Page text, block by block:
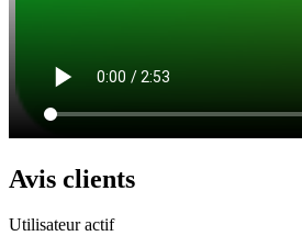
Avis clients
Utilisateur actif